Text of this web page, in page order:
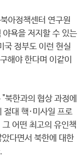
아정책센터 연구원
욕을 저지할 수 있는
국 정부도 이런 현실
해야 한다며 이같이
북한과의 협상 과정에
절대 핵·미사일 프로
어떤 최고의 유인책
다면서 북한에 대한